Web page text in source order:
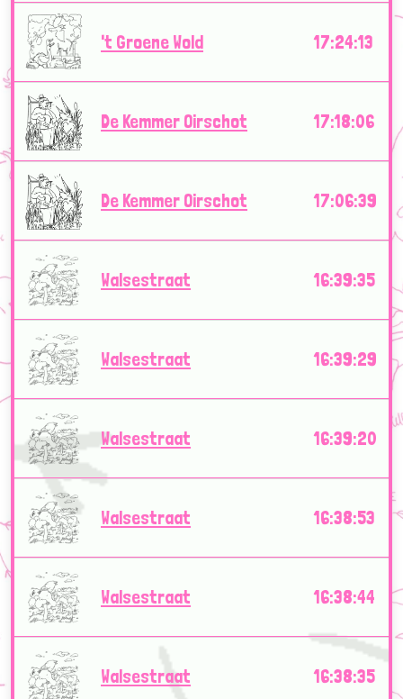
't Groene Wold 17:24:13
De Kemmer Oirschot 17:18:06
De Kemmer Oirschot 17:06:39
Walsestraat 16:39:35
Walsestraat 16:39:29
Walsestraat 16:39:20
Walsestraat 16:38:53
Walsestraat 16:38:44
Walsestraat 16:38:35